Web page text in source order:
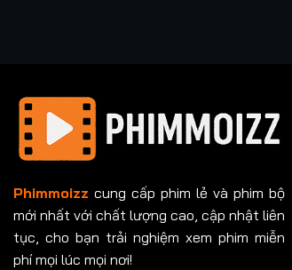
Phimmoizz cung cấp phim lẻ và phim bộ
mới nhất với chất lượng cao, cập nhật liên
tục, cho bạn trải nghiệm xem phim miễn
phí mọi lúc mọi nơi!